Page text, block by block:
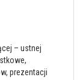
– ustnej
prezentacji